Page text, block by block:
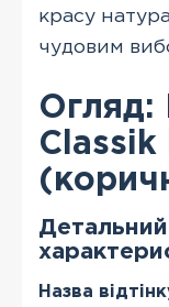
красу
чудовим
Огляд:
Classik
Детальний
Назва